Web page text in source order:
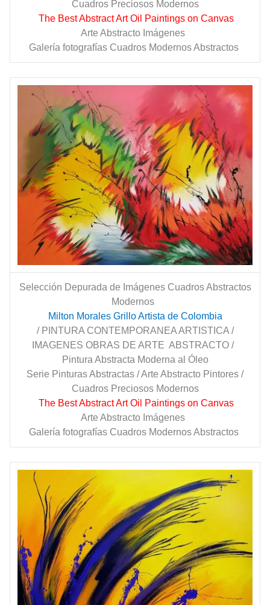
Cuadros Preciosos Modernos
The Best Abstract Art Oil Paintings on Canvas
Arte Abstracto Imágenes
Galería fotografías Cuadros Modernos Abstractos
Selección Depurada de Imágenes Cuadros Abstractos
Modernos
Milton Morales Grillo Artista de Colombia
/ PINTURA CONTEMPORANEA ARTISTICA /
IMAGENES OBRAS DE ARTE ABSTRACTO /
Pintura Abstracta Moderna al Óleo
Serie Pinturas Abstractas / Arte Abstracto Pintores /
Cuadros Preciosos Modernos
The Best Abstract Art Oil Paintings on Canvas
Arte Abstracto Imágenes
Galería fotografías Cuadros Modernos Abstractos